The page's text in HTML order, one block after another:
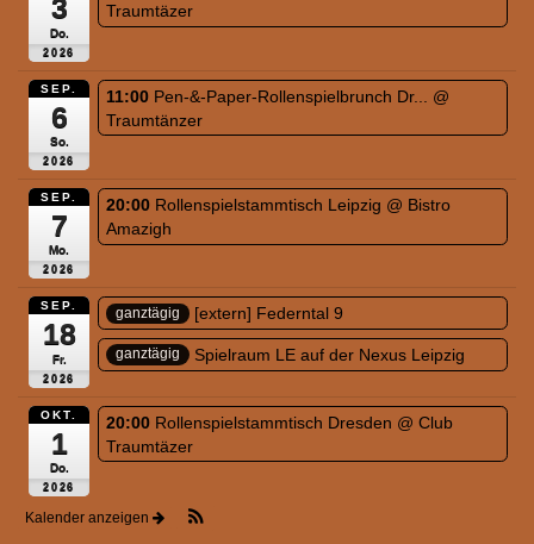
3
Do.
2026
Traumtäzer
SEP.
6
So.
2026
11:00 Pen-&-Paper-Rollenspielbrunch Dr... @
Traumtänzer
SEP.
7
Mo.
2026
20:00 Rollenspielstammtisch Leipzig @ Bistro
Amazigh
SEP.
18
Fr.
2026
ganztägig [extern] Federntal 9
ganztägig Spielraum LE auf der Nexus Leipzig
OKT.
1
Do.
2026
20:00 Rollenspielstammtisch Dresden @ Club
Traumtäzer
Kalender anzeigen